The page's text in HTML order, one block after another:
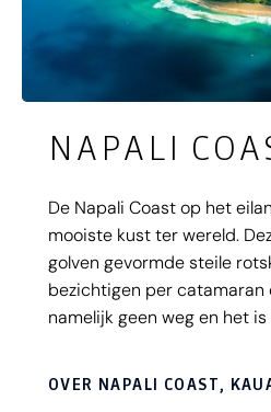
NAPALI
De Napali Coast op het
mooiste kust ter wereld.
golven gevormde steile
bezichtigen per catamaran
namelijk geen weg en het
Kalalau, ook aan de Napali
OVER NAPALI COAST,